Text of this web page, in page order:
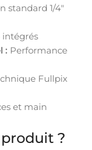
standard 1/4″
intégrés
: Performance
Fullpix
et main
?